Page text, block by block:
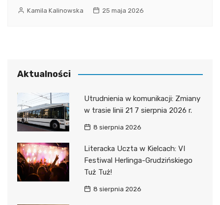
Kamila Kalinowska 25 maja 2026
Aktualności
Utrudnienia w komunikacji: Zmiany
w trasie linii 21 7 sierpnia 2026 r.
8 sierpnia 2026
Literacka Uczta w Kielcach: VI
Festiwal Herlinga-Grudzińskiego
Tuż Tuż!
8 sierpnia 2026